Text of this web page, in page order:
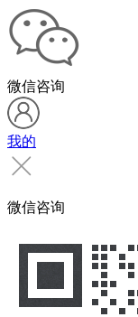
微信咨询
我的
微信咨询